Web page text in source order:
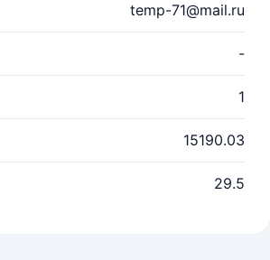
temp-71@mail.ru
-
1
15190.03
29.5